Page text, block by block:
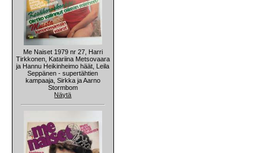
Me Naiset 1979 nr 27, Harri
Tirkkonen, Katariina Metsovaara
ja Hannu Heikinheimo häät, Leila
Seppänen - supertähtien
kampaaja, Sirkka ja Aarno
Stormbom
Näytä